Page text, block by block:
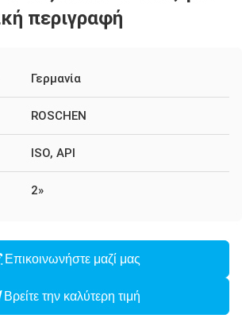
περιγραφή
Γερμανία
ROSCHEN
ISO, API
2»
Επικοινωνήστε μαζί μας
Βρείτε την καλύτερη τιμή